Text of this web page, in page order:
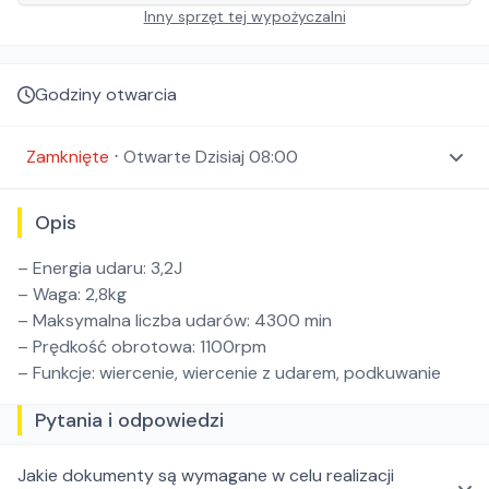
Inny sprzęt tej wypożyczalni
Godziny otwarcia
Zamknięte ⋅ Otwarte Dzisiaj 08:00
Opis
– Energia udaru: 3,2J
– Waga: 2,8kg
– Maksymalna liczba udarów: 4300 min
– Prędkość obrotowa: 1100rpm
– Funkcje: wiercenie, wiercenie z udarem, podkuwanie
Pytania i odpowiedzi
Jakie dokumenty są wymagane w celu realizacji